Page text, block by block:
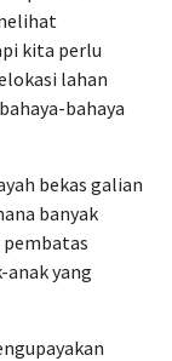
kita perlu
lahan
bahaya
bekas galian
banyak
anak yang